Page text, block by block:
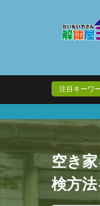
注目キーワ
空き
検方